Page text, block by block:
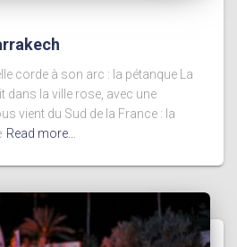
corde à son arc : la pétanque La
dans la ville rose, avec une
vient du Sud de la France : la
Read more…